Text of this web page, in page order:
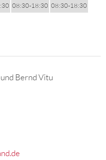
08:30-18:30 08:30-18:30
Bernd Vitu